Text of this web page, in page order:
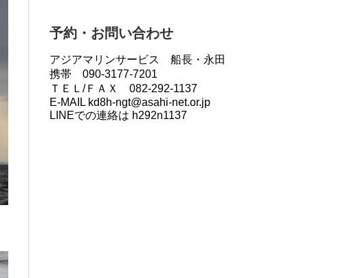
予約・お問い合わせ
アジアマリンサービス 船長・永田
携帯 090-3177-7201
ＴＥＬ/ＦＡＸ 082-292-1137
E-MAIL kd8h-ngt@asahi-net.or.jp
LINEでの連絡は h292n1137